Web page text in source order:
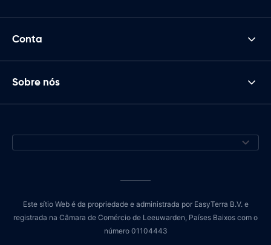
Conta
Sobre nós
Este sítio Web é da propriedade e administrada por EasyTerra B.V. e
registrada na Câmara de Comércio de Leeuwarden, Países Baixos com o
número 01104443